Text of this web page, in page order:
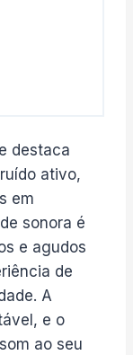
destaca
ativo,
em
sonora é
e agudos
de
A
e o
ao seu